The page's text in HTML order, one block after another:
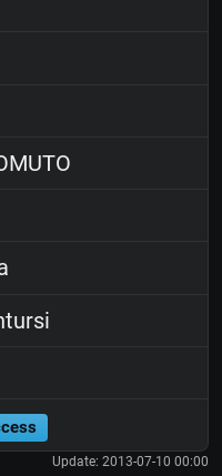
Update: 2013-07-10 00:00